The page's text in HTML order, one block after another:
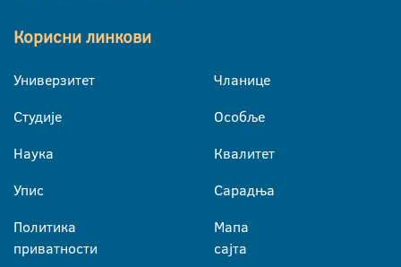
Корисни линкови
Универзитет
Студије
Наука
Упис
Политика
приватности
Чланице
Особље
Квалитет
Сарадња
Мапа
сајта